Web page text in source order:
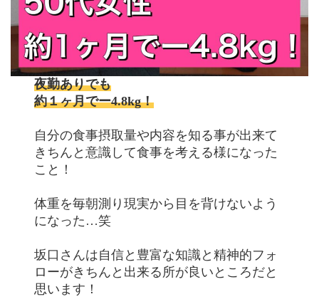
夜勤ありでも
約１ヶ月でー4.8kg！
自分の食事摂取量や内容を知る事が出来て
きちんと意識して食事を考える様になった
こと！
体重を毎朝測り現実から目を背けないよう
になった…笑
坂口さんは自信と豊富な知識と精神的フォ
ローがきちんと出来る所が良いところだと
思います！